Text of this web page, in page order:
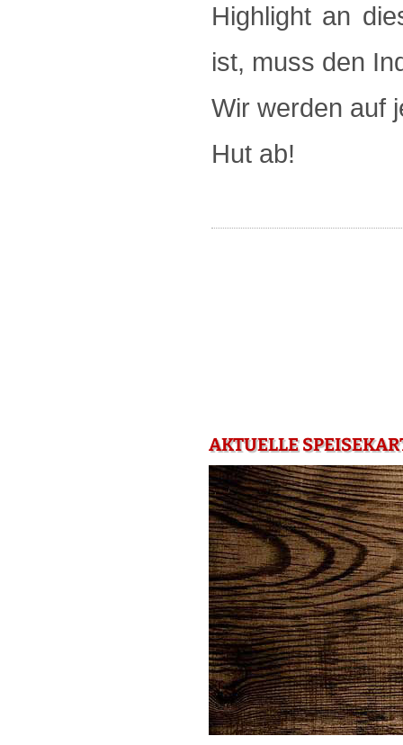
Highlight an
ist, muss den
Wir werden auf
Hut ab!
AKTUELLE